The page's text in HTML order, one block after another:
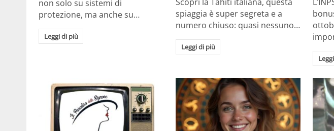
non solo su sistemi di
protezione, ma anche su…
Leggi di più
spiaggia è super segreta e a
numero chiuso: quasi nessuno…
Leggi di più